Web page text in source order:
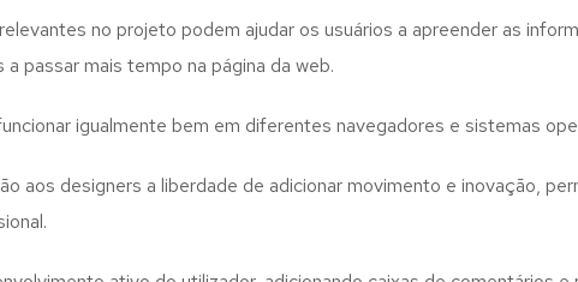
no projeto podem ajudar os usuários a apreender as
passar mais tempo na página da web.
igualmente bem em diferentes navegadores e sistemas
aos designers a liberdade de adicionar movimento e inovação,